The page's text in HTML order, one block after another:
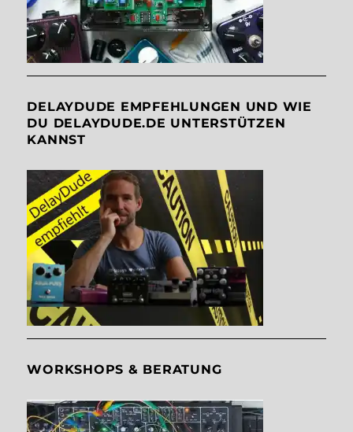
DELAYDUDE EMPFEHLUNGEN UND WIE
DU DELAYDUDE.DE UNTERSTÜTZEN
KANNST
WORKSHOPS & BERATUNG